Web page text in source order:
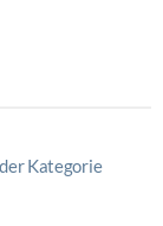
Kategorie